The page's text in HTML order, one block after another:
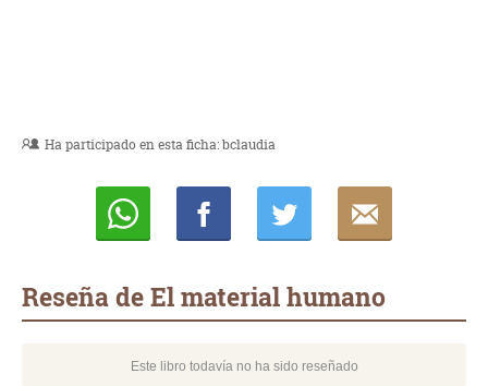
Ha participado en esta ficha:bclaudia
Reseña de El material humano
Este libro todavía no ha sido reseñado